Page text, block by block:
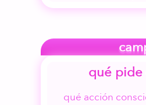
qué pide
qué acción